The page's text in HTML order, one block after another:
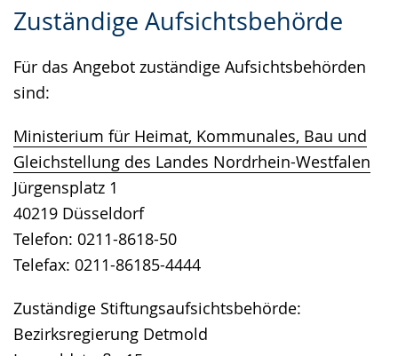
Zuständige Aufsichtsbehörde
Für das Angebot zuständige Aufsichtsbehörden
sind:
Ministerium für Heimat, Kommunales, Bau und
Gleichstellung des Landes Nordrhein-Westfalen
Jürgensplatz 1
40219 Düsseldorf
Telefon: 0211-8618-50
Telefax: 0211-86185-4444
Zuständige Stiftungsaufsichtsbehörde:
Bezirksregierung Detmold
Leichten
wechseln.
Audio-
Video
Deutscher
Gebärdensprache
wird
angezeigt.